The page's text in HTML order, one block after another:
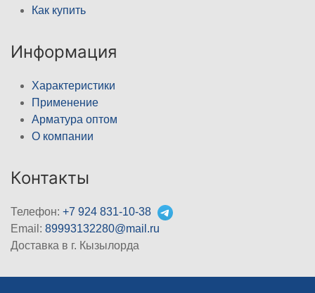
Как купить
Информация
Характеристики
Применение
Арматура оптом
О компании
Контакты
Телефон: +7 924 831-10-38
Email: 89993132280@mail.ru
Доставка в г. Кызылорда